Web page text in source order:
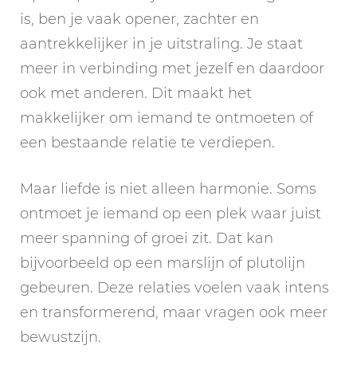
is, ben je vaak opener, zachter en
aantrekkelijker in je uitstraling. Je staat
meer in verbinding met jezelf en daardoor
ook met anderen. Dit maakt het
makkelijker om iemand te ontmoeten of
een bestaande relatie te verdiepen.
Maar liefde is niet alleen harmonie. Soms
ontmoet je iemand op een plek waar juist
meer spanning of groei zit. Dat kan
bijvoorbeeld op een marslijn of plutolijn
gebeuren. Deze relaties voelen vaak intens
en transformerend, maar vragen ook meer
bewustzijn.